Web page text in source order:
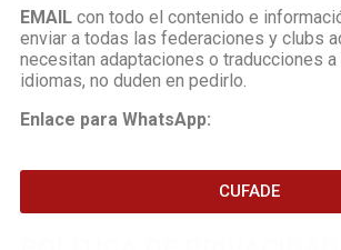
EMAIL con todo el contenido e
enviar a todas las federaciones y clubs
necesitan adaptaciones o traducciones
idiomas, no duden en pedirlo.
Enlace para WhatsApp:
CUFADE